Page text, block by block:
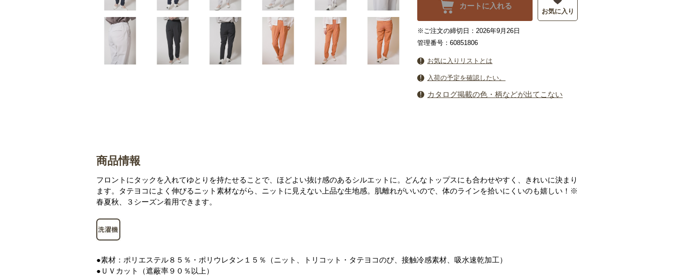
カートに入れる
お気に入り
※ご注文の締切日：2026年9月26日
管理番号：60851806
お気に入りリストとは
入荷の予定を確認したい。
カタログ掲載の色・柄などが出てこない
商品情報
フロントにタックを入れてゆとりを持たせることで、ほどよい抜け感のあるシルエットに。どんなトップスにも合わせやすく、きれいに決まり
ます。タテヨコによく伸びるニット素材ながら、ニットに見えない上品な生地感。肌離れがいいので、体のラインを拾いにくいのも嬉しい！※
春夏秋、３シーズン着用できます。
●素材：ポリエステル８５％・ポリウレタン１５％（ニット、トリコット・タテヨコのび、接触冷感素材、吸水速乾加工）
●ＵＶカット（遮蔽率９０％以上）